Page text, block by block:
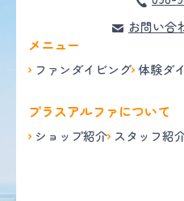
お問い合
メニュー
ファンダイビング 体験ダ
プラスアルファについて
ショップ紹介 スタッフ紹